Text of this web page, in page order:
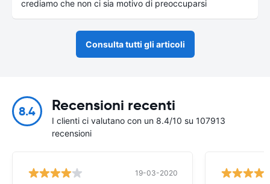
crediamo che non ci sia motivo di preoccuparsi
Consulta tutti gli articoli
8.4 Recensioni recenti
I clienti ci valutano con un 8.4/10 su 107913
recensioni
19-03-2020